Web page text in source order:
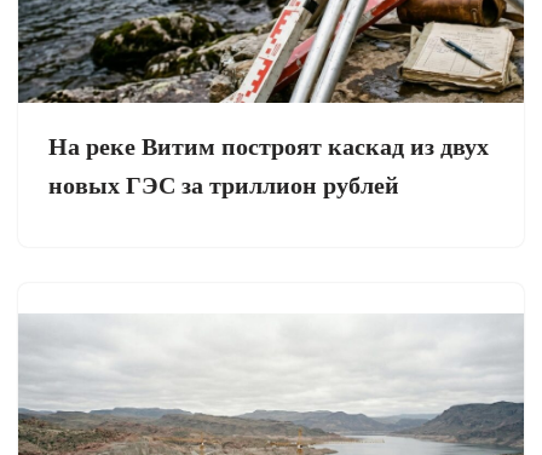
На реке Витим построят каскад из двух
новых ГЭС за триллион рублей